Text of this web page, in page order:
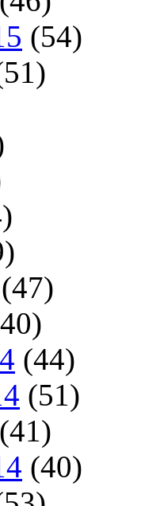
(54)
(47)
(44)
(51)
(41)
(40)